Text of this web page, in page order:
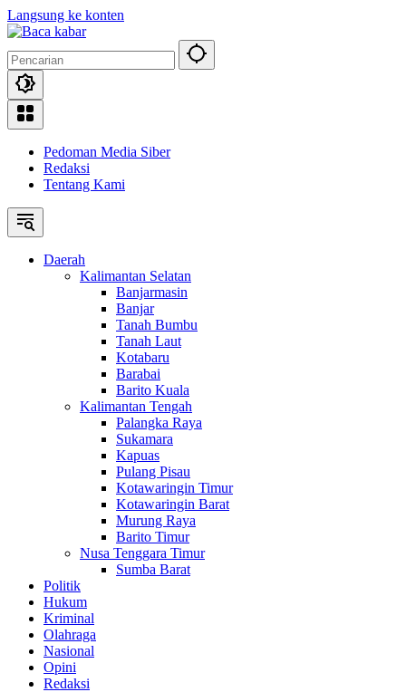
Langsung ke konten
Pedoman Media Siber
Redaksi
Tentang Kami
Daerah
Kalimantan Selatan
Banjarmasin
Banjar
Tanah Bumbu
Tanah Laut
Kotabaru
Barabai
Barito Kuala
Kalimantan Tengah
Palangka Raya
Sukamara
Kapuas
Pulang Pisau
Kotawaringin Timur
Kotawaringin Barat
Murung Raya
Barito Timur
Nusa Tenggara Timur
Sumba Barat
Politik
Hukum
Kriminal
Olahraga
Nasional
Opini
Redaksi